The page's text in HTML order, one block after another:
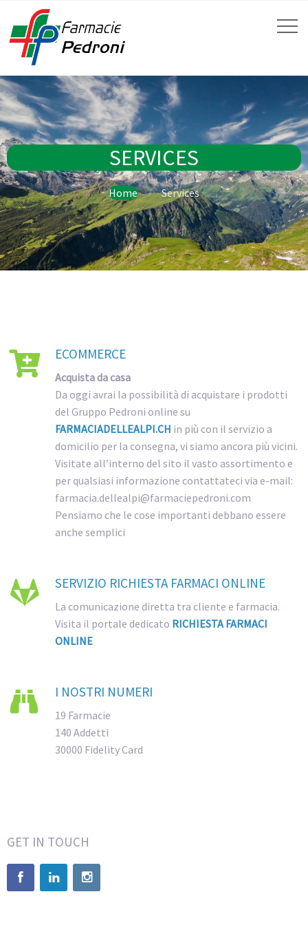
SERVICES
Home Services
 ECOMMERCE
Acquista da casa
Da oggi avrai la possibilità di acquistare i prodotti
del Gruppo Pedroni online su
FARMACIADELLEALPI.CH in più con il servizio a
domicilio per la consegna, vi siamo ancora più vicini.
Visitate all’interno del sito il vasto assortimento e
per qualsiasi informazione contattateci via e-mail:
farmacia.dellealpi@farmaciepedroni.com
Pensiamo che le cose importanti debbano essere
anche semplici
 SERVIZIO RICHIESTA FARMACI ONLINE
La comunicazione diretta tra cliente e farmacia.
Visita il portale dedicato RICHIESTA FARMACI
ONLINE
 I NOSTRI NUMERI
19 Farmacie
140 Addetti
30000 Fidelity Card
GET IN TOUCH